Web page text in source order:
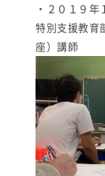
・２０１９
特別支援教育
座）講師